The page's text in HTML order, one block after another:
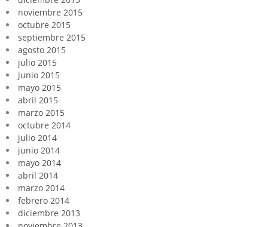
noviembre 2015
octubre 2015
septiembre 2015
agosto 2015
julio 2015
junio 2015
mayo 2015
abril 2015
marzo 2015
octubre 2014
julio 2014
junio 2014
mayo 2014
abril 2014
marzo 2014
febrero 2014
diciembre 2013